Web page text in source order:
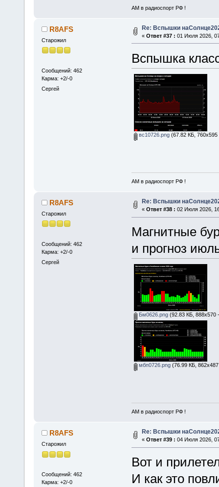
АМ в радиоспорт РФ !
R8AFS
Старожил
Сообщений: 462
Карма: +2/-0
Сергей
Re: Вспышки
« Ответ #37 : 01 Июля 2026,
Вспышка
вс10726.png(67.82 КБ, 760x595
АМ в радиоспорт РФ !
R8AFS
Старожил
Сообщений: 462
Карма: +2/-0
Сергей
Re: Вспышки
« Ответ #38 : 02 Июля 2026,
Магнитные
и прогноз
Бм0626.png(92.83 КБ, 888x570
мбп0726.png(76.99 КБ,
АМ в радиоспорт РФ !
R8AFS
Старожил
Сообщений: 462
Карма: +2/-0
Re: Вспышки
« Ответ #39 : 04 Июля 2026,
Вот и
И как это